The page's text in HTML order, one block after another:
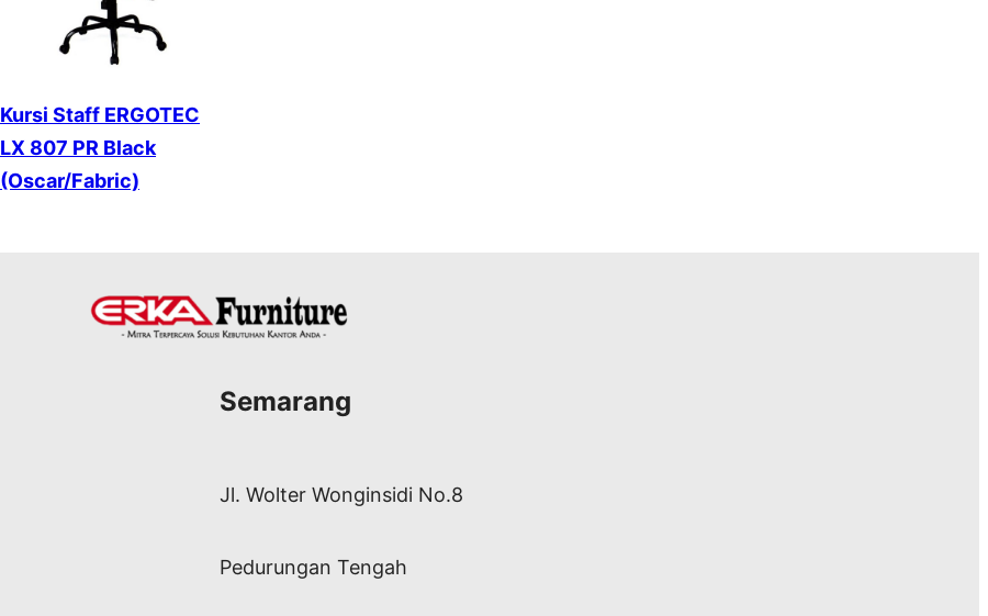
Kursi Staff ERGOTEC
LX 807 PR Black
(Oscar/Fabric)
Semarang
Jl. Wolter Wonginsidi No.8
Pedurungan Tengah